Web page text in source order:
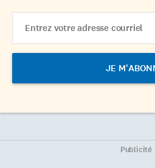
Address
Publicité